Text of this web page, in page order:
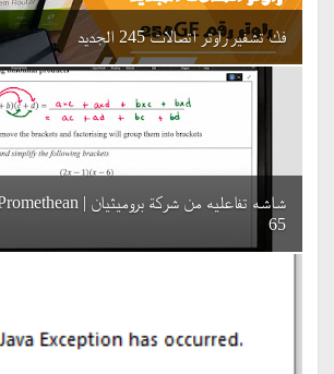
فك تشفير راوتر اتصالات 245 الجديد
65